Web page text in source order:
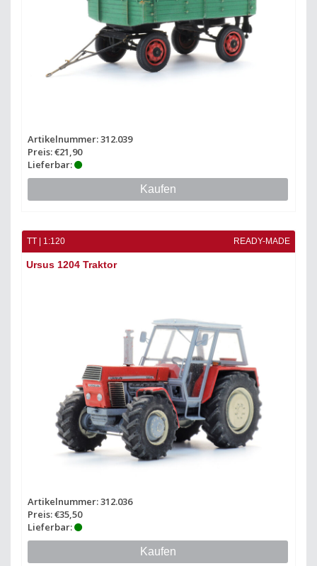
Artikelnummer: 312.039
Preis: €21,90
Lieferbar:
Kaufen
TT | 1:120 READY-MADE
Ursus 1204 Traktor
Artikelnummer: 312.036
Preis: €35,50
Lieferbar:
Kaufen